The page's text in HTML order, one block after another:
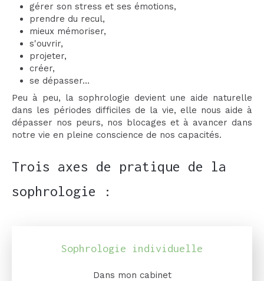
gérer son stress et ses émotions,
prendre du recul,
mieux mémoriser,
s'ouvrir,
projeter,
créer,
se dépasser…
Peu à peu, la sophrologie devient une aide naturelle
dans les périodes difficiles de la vie, elle nous aide à
dépasser nos peurs, nos blocages et à avancer dans
notre vie en pleine conscience de nos capacités.
Trois axes de pratique de la
sophrologie :
Sophrologie individuelle
Dans mon cabinet